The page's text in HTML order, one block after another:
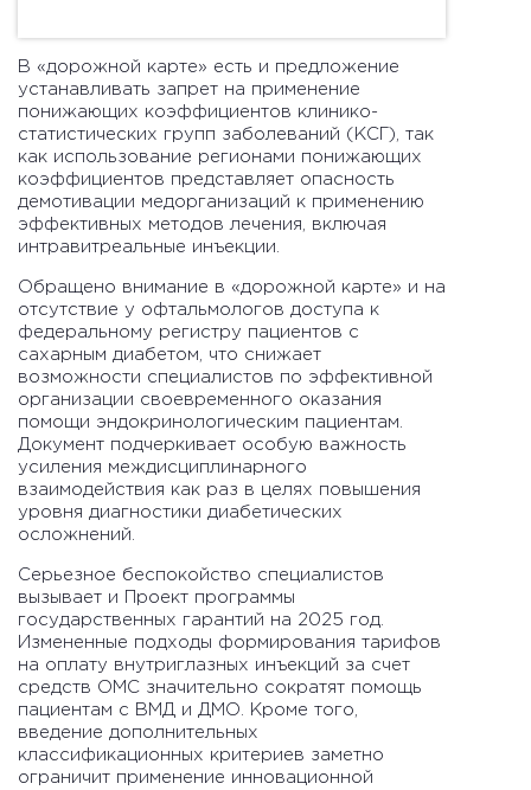
В «дорожной карте» есть и предложение
устанавливать запрет на применение
понижающих коэффициентов клинико-
статистических групп заболеваний (КСГ), так
как использование регионами понижающих
коэффициентов представляет опасность
демотивации медорганизаций к применению
эффективных методов лечения, включая
интравитреальные инъекции.
Обращено внимание в «дорожной карте» и на
отсутствие у офтальмологов доступа к
федеральному регистру пациентов с
сахарным диабетом, что снижает
возможности специалистов по эффективной
организации своевременного оказания
помощи эндокринологическим пациентам.
Документ подчеркивает особую важность
усиления междисциплинарного
взаимодействия как раз в целях повышения
уровня диагностики диабетических
осложнений.
Серьезное беспокойство специалистов
вызывает и Проект программы
государственных гарантий на 2025 год.
Измененные подходы формирования тарифов
на оплату внутриглазных инъекций за счет
средств ОМС значительно сократят помощь
пациентам с ВМД и ДМО. Кроме того,
введение дополнительных
классификационных критериев заметно
ограничит применение инновационной